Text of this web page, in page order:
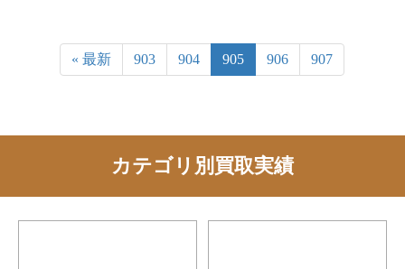
« 最新 903 904 905 906 907
カテゴリ別買取実績